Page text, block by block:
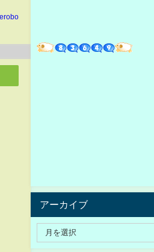
アーカイブ